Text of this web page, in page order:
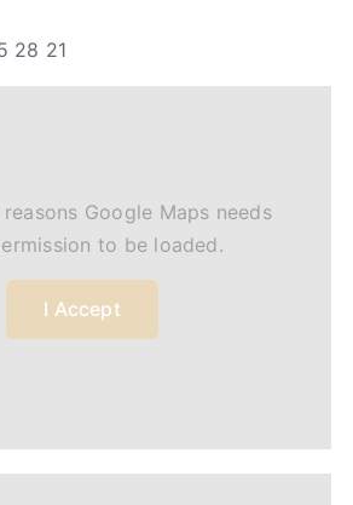
28 21
Google Maps needs
to be loaded.
I Accept